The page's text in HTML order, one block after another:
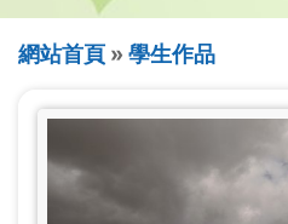
導
航
連
結
網站首頁 學生作品